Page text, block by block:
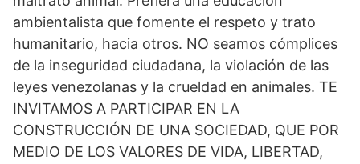
ambientalista que fomente el respeto y trato
humanitario, hacia otros. NO seamos cómplices
de la inseguridad ciudadana, la violación de las
leyes venezolanas y la crueldad en animales. TE
INVITAMOS A PARTICIPAR EN LA
CONSTRUCCIÓN DE UNA SOCIEDAD, QUE POR
MEDIO DE LOS VALORES DE VIDA, LIBERTAD,